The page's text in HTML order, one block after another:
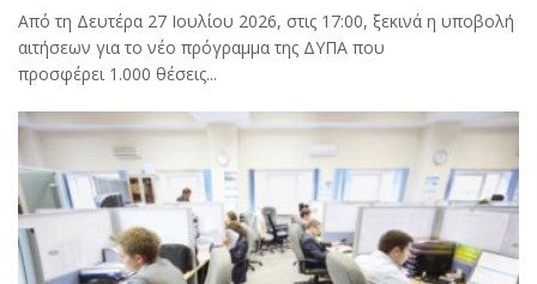
Από τη Δευτέρα 27 Ιουλίου 2026, στις 17:00, ξεκινά η υποβολή
αιτήσεων για το νέο πρόγραμμα της ΔΥΠΑ που
προσφέρει 1.000 θέσεις...